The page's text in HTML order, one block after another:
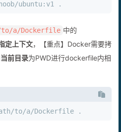
ubuntu:v1 .
a/Dockerfile 中的
定上下文，【重点】Docker需要拷
当前目录为PWD进行dockerfile内相
to/a/Dockerfile .